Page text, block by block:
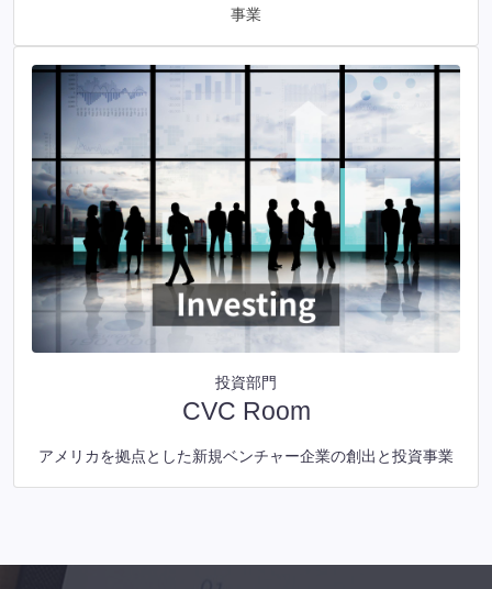
事業
投資部門
CVC Room
アメリカを拠点とした新規ベンチャー企業の創出と投資事業